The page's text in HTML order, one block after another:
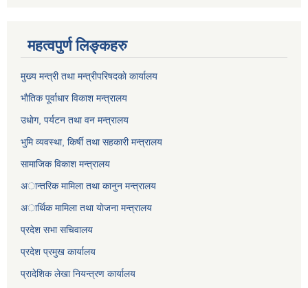
महत्वपुर्ण लिङ्कहरु
मुख्य मन्त्री तथा मन्त्रीपरिषदकाे कार्यालय
भाैतिक पूर्वाधार विकाश मन्त्रालय
उधाेग, पर्यटन तथा वन मन्त्रालय
भुमि व्यवस्था, किर्षी तथा सहकारी मन्त्रालय
सामाजिक विकाश मन्त्रालय
अान्तरिक मामिला तथा कानुन मन्त्रालय
अार्थिक मामिला तथा याेजना मन्त्रालय
प्रदेश सभा सचिवालय
प्रदेश प्रमुख कार्यालय
प्रादेशिक लेखा नियन्त्रण कार्यालय